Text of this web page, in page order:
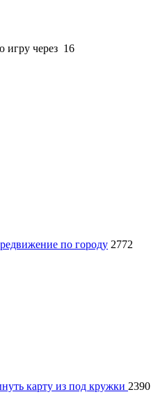
игру через 16
по городу 2772
карту из под кружки 2390